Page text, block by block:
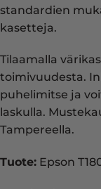
standardien
kasetteja.
Tilaamalla
toimivuudesta.
puhelimitse ja
laskulla.
Tampereella.
Tuote: Epson